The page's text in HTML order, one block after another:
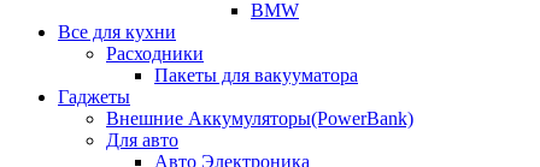
BMW
Все для кухни
Расходники
Пакеты для вакууматора
Гаджеты
Внешние Аккумуляторы(PowerBank)
Для авто
Авто Электроника